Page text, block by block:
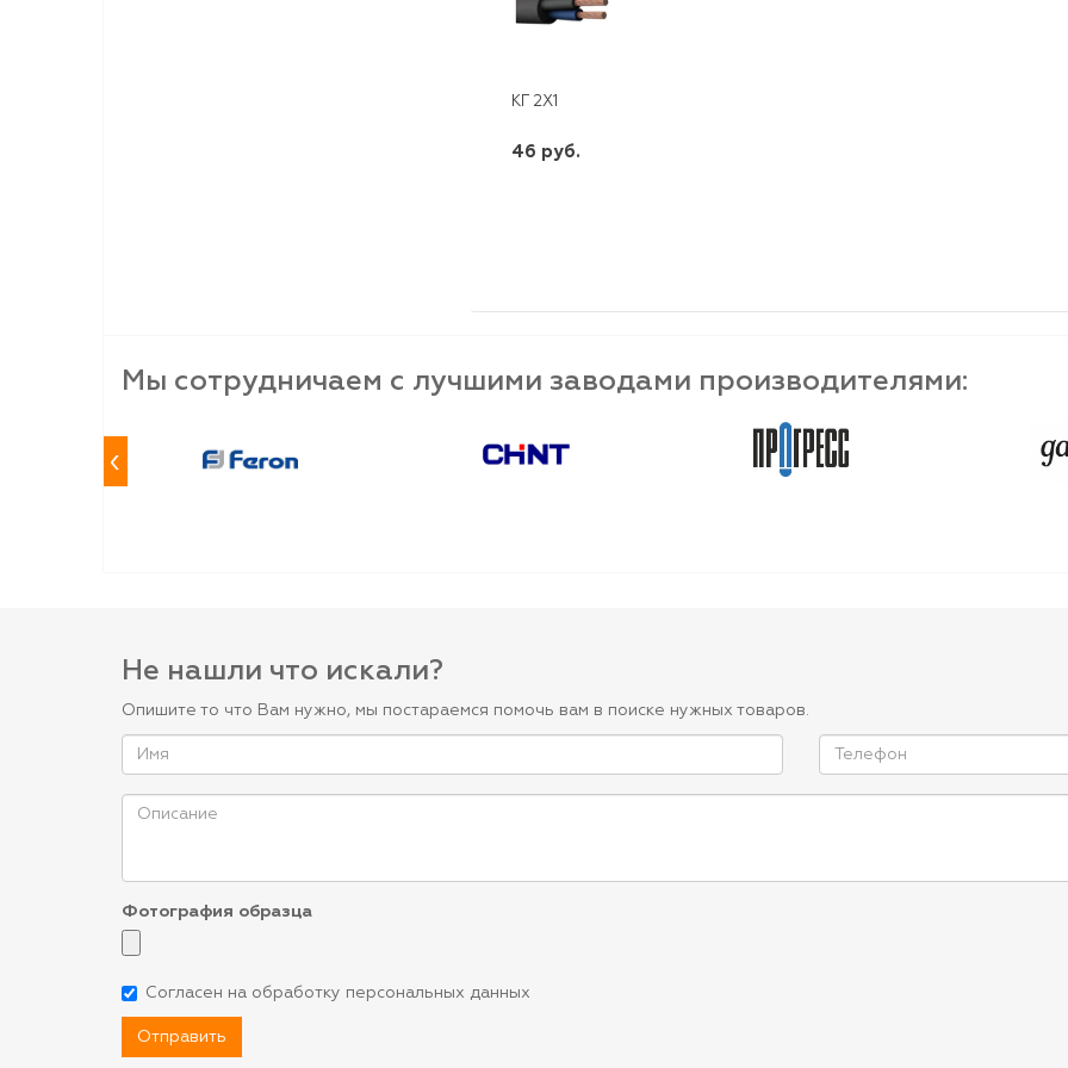
КГ 2Х1
46 руб.
Мы сотрудничаем с лучшими заводами производителями:
‹
Не нашли что искали?
Опишите то что Вам нужно, мы постараемся помочь вам в поиске нужных товаров.
Фотография образца
Согласен на обработку персональных данных
Отправить